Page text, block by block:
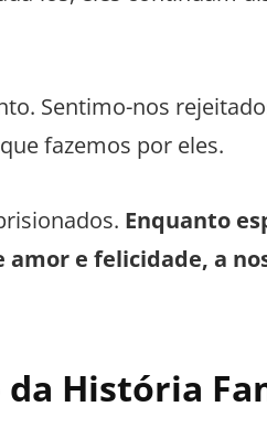
Sentimo-nos
fazemos por eles.
Enquanto
e felicidade, a
da História